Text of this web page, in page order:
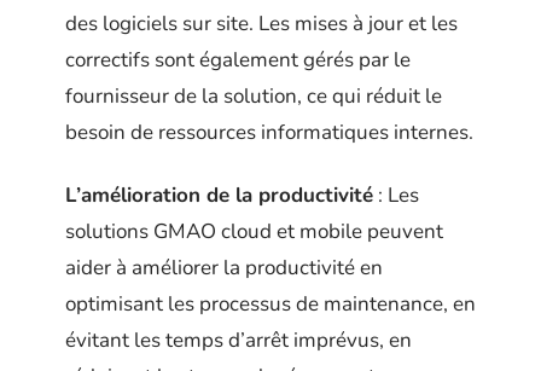
des logiciels sur site. Les mises à jour et les
correctifs sont également gérés par le
fournisseur de la solution, ce qui réduit le
besoin de ressources informatiques internes.
L’amélioration de la productivité : Les
solutions GMAO cloud et mobile peuvent
aider à améliorer la productivité en
optimisant les processus de maintenance, en
évitant les temps d’arrêt imprévus, en